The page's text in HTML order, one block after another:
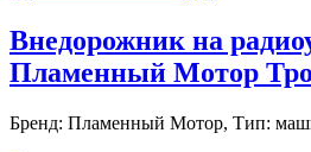
Внедорожник на
Пламенный Мотор
Бренд: Пламенный Мотор, Тип: